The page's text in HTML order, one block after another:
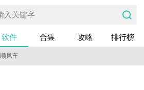
软件 合集 攻略 排行榜
顺风车